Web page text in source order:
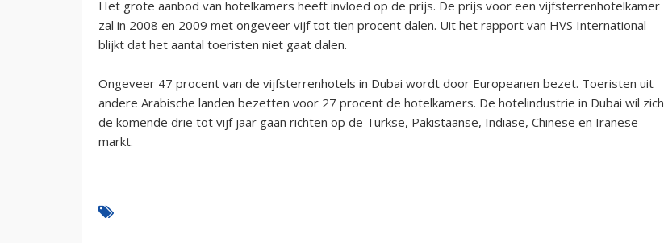
Het grote aanbod van hotelkamers heeft invloed op de prijs. De prijs voor een vijfsterrenhotelkamer
zal in 2008 en 2009 met ongeveer vijf tot tien procent dalen. Uit het rapport van HVS International
blijkt dat het aantal toeristen niet gaat dalen.
Ongeveer 47 procent van de vijfsterrenhotels in Dubai wordt door Europeanen bezet. Toeristen uit
andere Arabische landen bezetten voor 27 procent de hotelkamers. De hotelindustrie in Dubai wil zich
de komende drie tot vijf jaar gaan richten op de Turkse, Pakistaanse, Indiase, Chinese en Iranese
markt.